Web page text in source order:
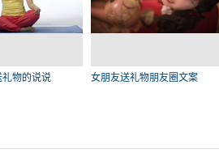
物的说说 女朋友送礼物朋友圈文案